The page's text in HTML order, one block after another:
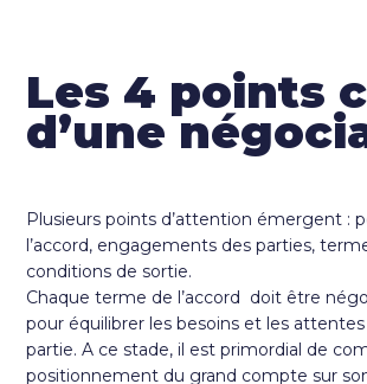
Les 4 points
d’une
Plusieurs points d’attention émergent :
l’accord, engagements des parties,
conditions de sortie.
Chaque terme de l’accord doit être
pour équilibrer les besoins et les
partie. A ce stade, il est primordial de
positionnement du grand compte sur